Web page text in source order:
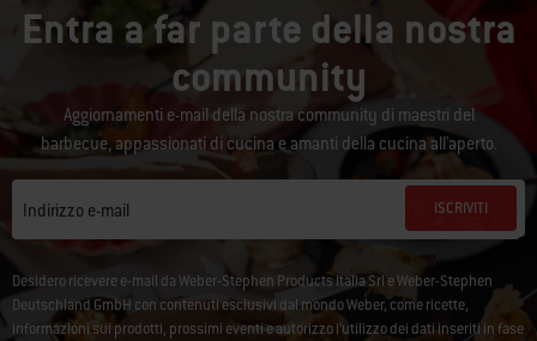
Entra a far parte della nostra
community
Aggiornamenti e-mail della nostra community di maestri del
barbecue, appassionati di cucina e amanti della cucina all'aperto.
Indirizzo e-mail ISCRIVITI
Desidero ricevere e-mail da Weber-Stephen Products Italia Srl e Weber-Stephen
Deutschland GmbH con contenuti esclusivi dal mondo Weber, come ricette,
informazioni sui prodotti, prossimi eventi e autorizzo l’utilizzo dei dati inseriti in fase